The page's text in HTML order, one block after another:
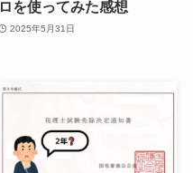
ロを使ってみた感想
2025年5月31日